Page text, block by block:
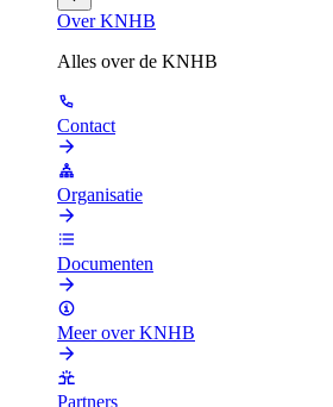
Over KNHB
Alles over de KNHB
Contact
Organisatie
Documenten
Meer over KNHB
Partners